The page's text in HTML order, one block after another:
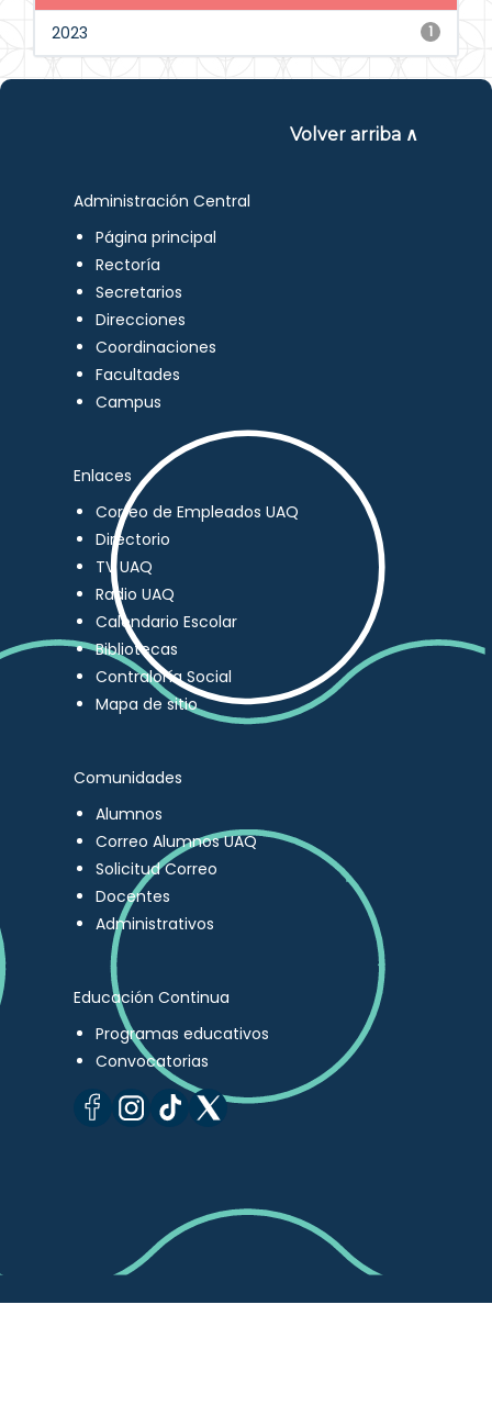
1
2023
Volver arriba ∧
Administración Central
Página principal
Rectoría
Secretarios
Direcciones
Coordinaciones
Facultades
Campus
Enlaces
Correo de Empleados UAQ
Directorio
TV UAQ
Radio UAQ
Calendario Escolar
Bibliotecas
Contraloría Social
Mapa de sitio
Comunidades
Alumnos
Correo Alumnos UAQ
Solicitud Correo
Docentes
Administrativos
Educación Continua
Programas educativos
Convocatorias